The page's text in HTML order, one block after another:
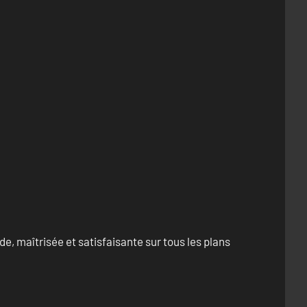
maîtrisée et satisfaisante sur tous les plans